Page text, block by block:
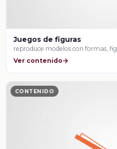
Juegos de figuras
reproduce modelos con formas,
Ver contenido
CONTENIDO